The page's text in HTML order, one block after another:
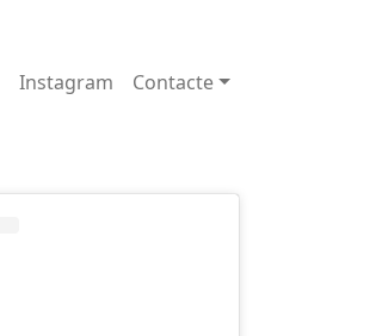
Instagram Contacte